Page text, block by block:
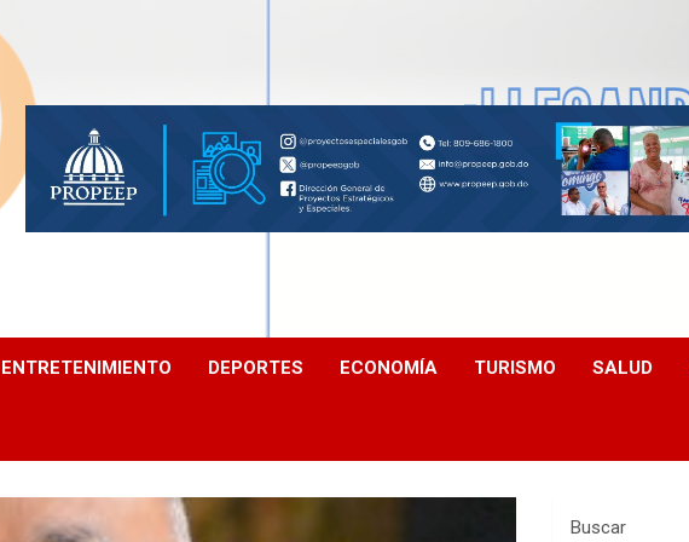
ENTRETENIMIENTO DEPORTES ECONOMÍA TURISMO SALUD
Buscar